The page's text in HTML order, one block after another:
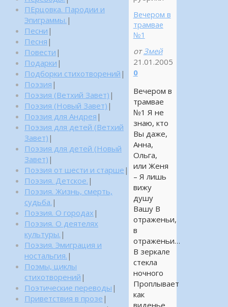
Вечером в
трамвае
№1
от Змей
21.01.2005
0
Вечером в
трамвае
№1 Я не
знаю, кто
Вы даже,
Анна,
Ольга,
или Женя
– Я лишь
вижу
душу
Вашу В
отраженьи,
в
отраженьи…
В зеркале
стекла
ночного
Проплывает
как
виденье
ПЕрцовка. Пародии и
Эпиграммы. |
Песни |
Песня |
Повести |
Подарки |
Подборки стихотворений |
Поэзия |
Поэзия (Ветхий Завет) |
Поэзия (Новый Завет) |
Поэзия для Андрея |
Поэзия для детей (Ветхий
Завет) |
Поэзия для детей (Новый
Завет) |
Поэзия от шести и старше |
Поэзия. Детское. |
Поэзия. Жизнь, смерть,
судьба. |
Поэзия. О городах |
Поэзия. О деятелях
культуры. |
Поэзия. Эмиграция и
ностальгия. |
Поэмы, циклы
стихотворений |
Поэтические переводы |
Приветствия в прозе |